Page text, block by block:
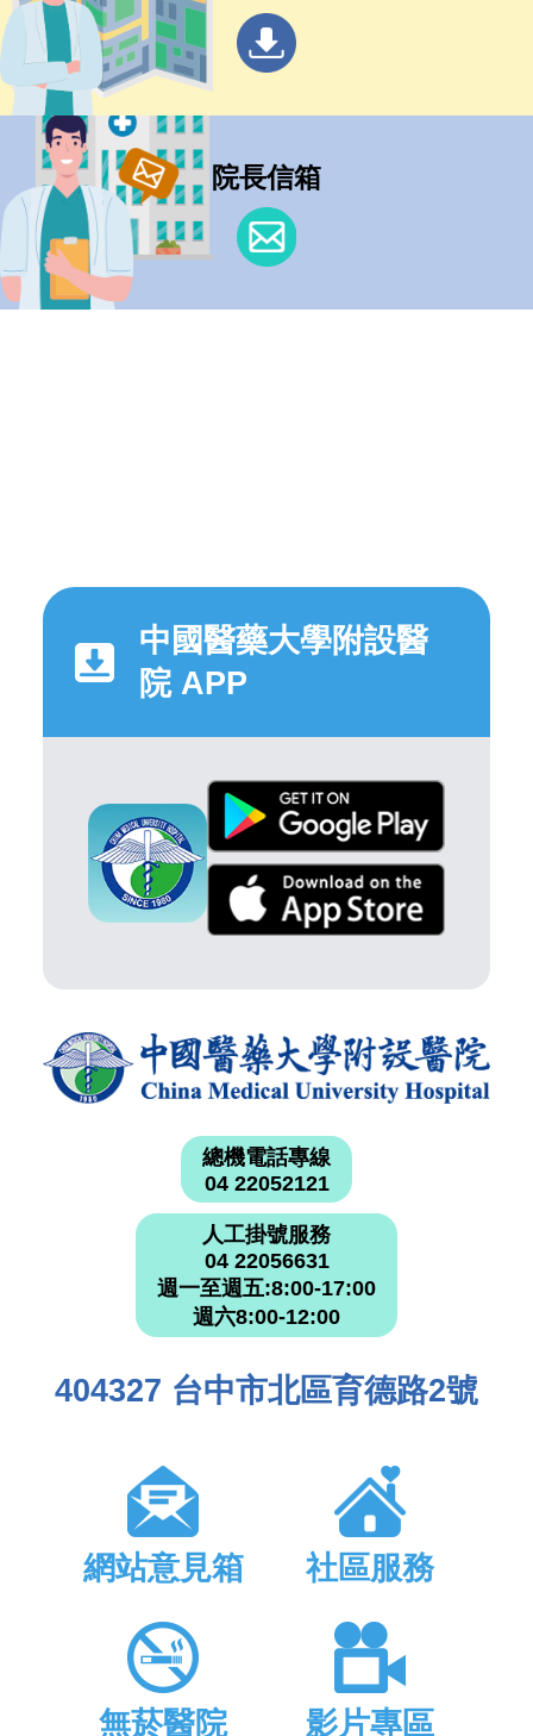
院長信箱
中國醫藥大學附設醫
院 APP
總機電話專線
04 22052121
人工掛號服務
04 22056631
週一至週五:8:00-17:00
週六8:00-12:00
404327 台中市北區育德路2號
網站意見箱 社區服務
無菸醫院 影片專區